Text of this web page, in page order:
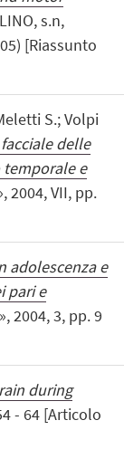
s.n,
[Riassunto
S.; Volpi
delle
e
2004, VII, pp.
adolescenza e
pari e
2004, 3, pp. 9
during
- 64 [Articolo